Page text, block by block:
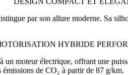
par son allure moderne. Sa
HYBRIDE
moteur électrique, offrant une
de CO₂ à partir de 87 g/km.